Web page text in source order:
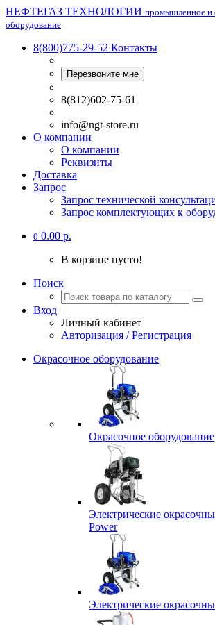
НЕФТЕГАЗ ТЕХНОЛОГИИ промышленное и
оборудование
8(800)775-29-52 Контакты
Перезвоните мне
8(812)602-75-61
info@ngt-store.ru
О компании
О компании
Реквизиты
Доставка
Запрос
Запрос технической
Запрос комплектующих к
0 0.00 р.
В корзине пусто!
Поиск
Вход
Личный кабинет
Авторизация / Регистрация
Окрасочное оборудование
Окрасочное оборудование
Электрические
Power
Электрические